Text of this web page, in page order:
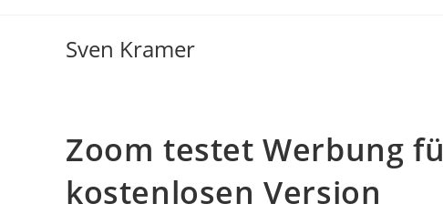
Sven Kramer
Zoom testet Werbung
kostenlosen Version